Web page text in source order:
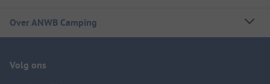
Over ANWB Camping
Volg ons